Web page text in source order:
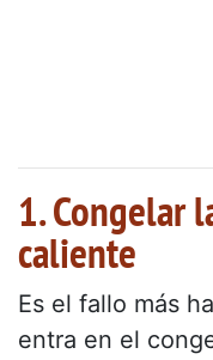
1. Congelar
caliente
Es el fallo más
entra en el